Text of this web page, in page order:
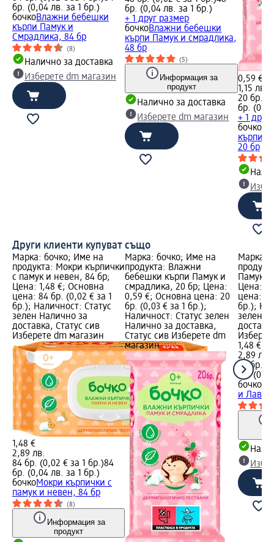
бр. (0,04 лв. за 1 бр.)
бочкоВлажни бебешки
кърпи Памук и
Смрадлика, 84 бр
(8)
Налично за доставка
Изберете dm магазин
бр. (0,04 лв. за 1 бр.)
+ 1 друг размер
бочкоВлажни бебешки
кърпи Памук и смрадлика,
48 бр
(5)
Информация за
продукт
Налично за доставка
Изберете dm магазин
0,59 €
1,15 лв.
20 бр.
бр.
+ 1 друг
бочко
кърпи
20 бр
Други клиенти купуват също
Марка: бочко; Име на
продукта: Мокри кърпички
с памук и невен, 84 бр;
Цена: 1,48 €; Основна
цена: 84 бр. (0,02 € за 1
бр.); Наличност: Статус
зелен Налично за
доставка, Статус сив
Изберете dm магазин
1,48 €
2,89 лв.
84 бр. (0,02 € за 1 бр.)84
бр. (0,04 лв. за 1 бр.)
бочкоМокри кърпички с
памук и невен, 84 бр
(8)
Информация за
продукт
Марка: бочко; Име на
продукта: Влажни
бебешки кърпи Памук и
смрадлика, 20 бр; Цена:
0,59 €; Основна цена: 20
бр. (0,03 € за 1 бр.);
Наличност: Статус зелен
Налично за доставка,
Статус сив Изберете dm
магазин
Марка:
Памук и
Цена:
цена:
бр.);
зелен
1,48 €
2,89 лв.
84 бр.
бр.
бочко
и